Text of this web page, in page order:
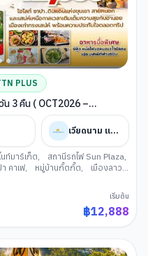
PLUS
น 3 คืน ( OCT2026 –
เวียดนาม แอร์ไลน์
นท์มาร์เก็ต, สถานีรถไฟ Sun Plaza,
คาเฟ, หมู่บ้านกั๊ตกั๊ต,
เมืองลาว
เริ่มต้น
฿12,888